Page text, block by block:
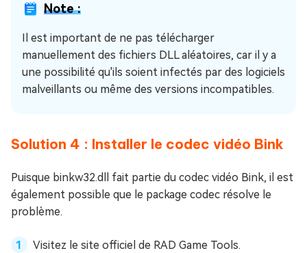
Note :
Il est important de ne pas télécharger
manuellement des fichiers DLL aléatoires, car il y a
une possibilité qu'ils soient infectés par des logiciels
malveillants ou même des versions incompatibles.
Solution 4 : Installer le codec vidéo Bink
Puisque binkw32.dll fait partie du codec vidéo Bink, il est
également possible que le package codec résolve le
problème.
Visitez le site officiel de RAD Game Tools.